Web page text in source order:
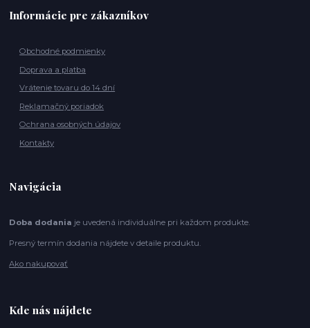
Informácie pre zákazníkov
Obchodné podmienky
Doprava a platba
Vrátenie tovaru do 14 dní
Reklamačný poriadok
Ochrana osobných údajov
Kontakty
Navigácia
Doba dodania je uvedená individuálne pri každom produkte.
Presný termín dodania nájdete v detaile produktu.
Ako nakupovať
Kde nás nájdete